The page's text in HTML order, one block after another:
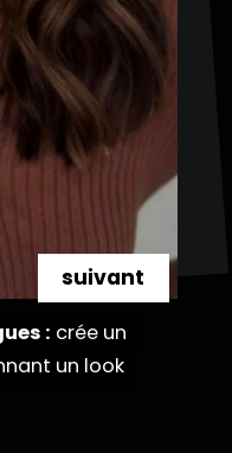
: crée un
un look
: crée un
un look
suivant